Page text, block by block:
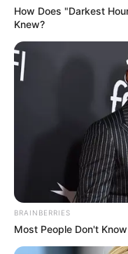
How Does "Darkest
Knew?
BRAINBERRIES
Most People Don't